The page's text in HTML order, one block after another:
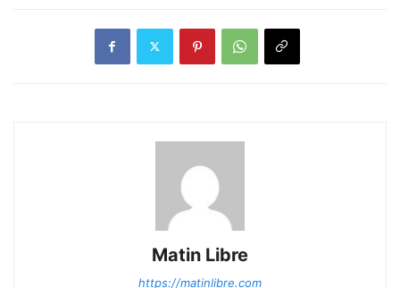
Matin Libre
https://matinlibre.com